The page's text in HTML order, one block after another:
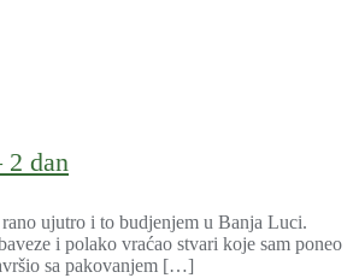
2 dan
ujutro i to budjenjem u Banja Luci.
i polako vraćao stvari koje sam poneo
sa pakovanjem […]